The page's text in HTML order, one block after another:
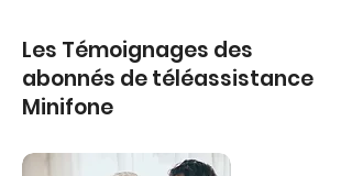
Les Témoignages des
abonnés de téléassistance
Minifone